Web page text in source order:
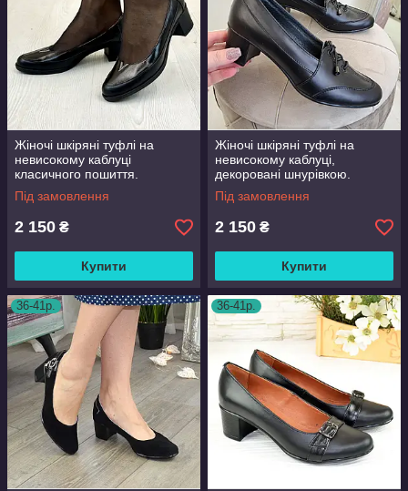
Жіночі шкіряні туфлі на
невисокому каблуці
класичного пошиття.
Під замовлення
2 150 ₴
Купити
Жіночі шкіряні туфлі на
невисокому каблуці,
декоровані шнурівкою.
Під замовлення
2 150 ₴
Купити
36-41р. 36-41р.